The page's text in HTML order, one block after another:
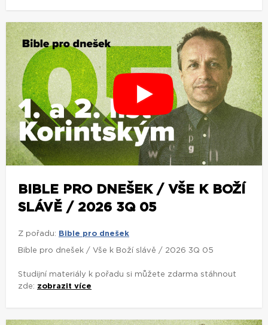
BIBLE PRO DNEŠEK / VŠE K BOŽÍ
SLÁVĚ / 2026 3Q 05
Z pořadu: Bible pro dnešek
Bible pro dnešek / Vše k Boží slávě / 2026 3Q 05
Studijní materiály k pořadu si můžete zdarma stáhnout
zde: zobrazit více